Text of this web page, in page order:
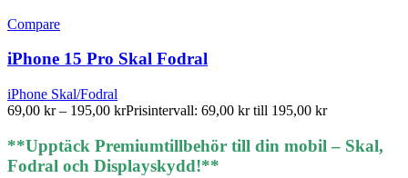
Compare
iPhone 15 Pro Skal Fodral
iPhone Skal/Fodral
69,00 kr – 195,00 krPrisintervall: 69,00 kr till 195,00 kr
**Upptäck Premiumtillbehör till din mobil – Skal,
Fodral och Displayskydd!**